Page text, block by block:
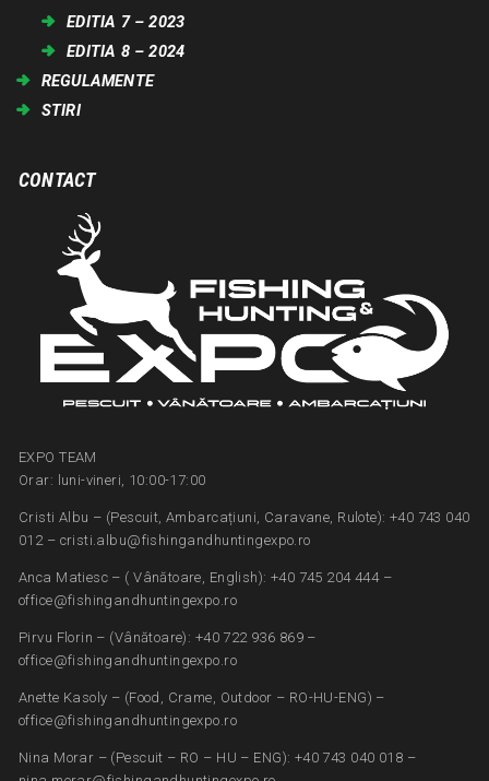
EDITIA 7 – 2023
EDITIA 8 – 2024
REGULAMENTE
STIRI
CONTACT
EXPO TEAM
Orar: luni-vineri, 10:00-17:00
Cristi Albu – (Pescuit, Ambarcațiuni, Caravane, Rulote): +40 743 040
012 – cristi.albu@fishingandhuntingexpo.ro
Anca Matiesc – ( Vânătoare, English): +40 745 204 444 –
office@fishingandhuntingexpo.ro
Pirvu Florin – (Vânătoare): +40 722 936 869 –
office@fishingandhuntingexpo.ro
Anette Kasoly – (Food, Crame, Outdoor – RO-HU-ENG) –
office@fishingandhuntingexpo.ro
Nina Morar – (Pescuit – RO – HU – ENG): +40 743 040 018 –